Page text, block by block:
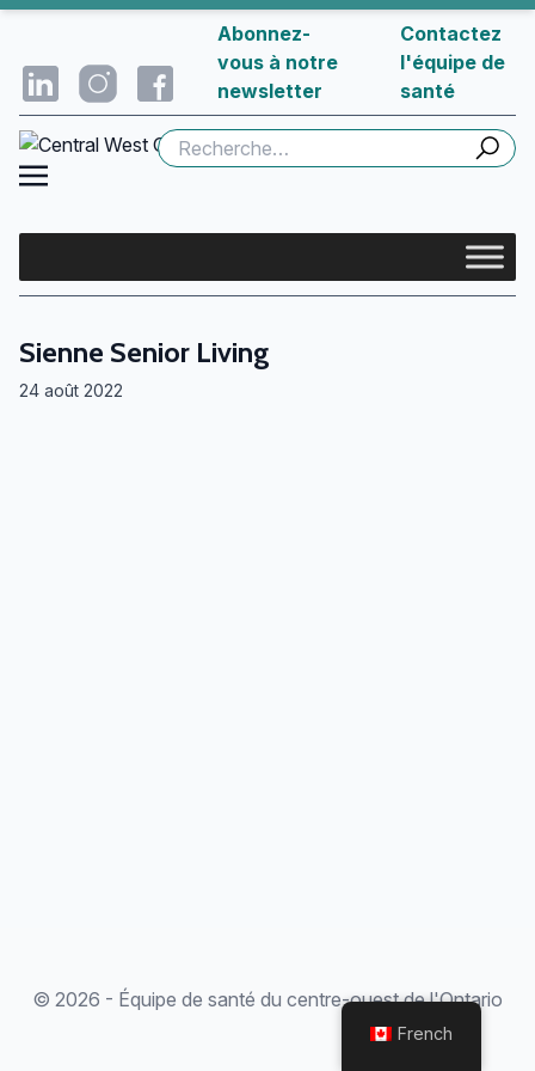
Abonnez-
vous à notre
newsletter
Contactez
l'équipe de
santé
Rechercher :
Sienne Senior Living
24 août 2022
© 2026 - Équipe de santé du centre-ouest de l'Ontario
French